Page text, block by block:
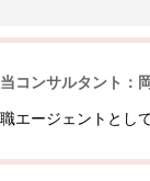
コンサルタント：
エージェントとし